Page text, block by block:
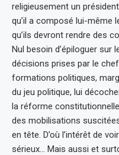
religieusement un
qu’il a composé lui-même
qu’ils devront rendre des
Nul besoin d’épiloguer sur
décisions prises par le
formations politiques,
du jeu politique, lui
la réforme
des mobilisations
en tête. D’où l’intérêt de
sérieux… Mais aussi et